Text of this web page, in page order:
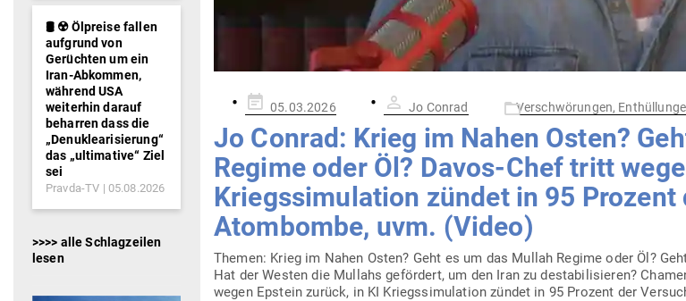
Gepostet
am
05.03.2026 Jo Conrad Verschwörungen,
Jo Conrad: Krieg im Nahen Osten?
Regime oder Öl? Davos-Chef tritt
Kriegs­si­mu­lation zündet in 95 Prozent
Atom­bombe, uvm. (Video)
Themen: Krieg im Nahen Osten? Geht es um das Mullah Regime oder Öl?
Hat der Westen die Mullahs gefördert, um den Iran zu desta­bi­li­sieren?
wegen Epstein zurück, in KI Kriegs­si­mu­lation zündet in 95 Prozent der
🛢️ ☢️ Ölpreise fallen
aufgrund von
Gerüchten um ein
Iran-Abkommen,
während USA
weiterhin darauf
beharren dass die
„Denuklearisierung“
das „ultimative“ Ziel
sei
Pravda-TV 05.08.2026
>>>> alle Schlagzeilen
lesen